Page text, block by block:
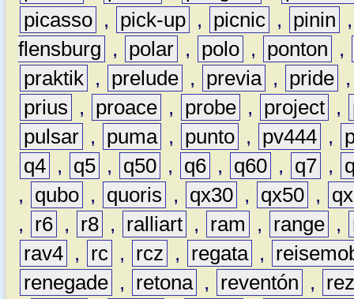
picasso , pick-up , picnic , pinin
flensburg
, polar , polo , ponton
,
praktik , prelude , previa , pride
prius
, proace , probe , project ,
pulsar , puma , punto , pv444 ,
q4 , q5 , q50 , q6 , q60 , q7 ,
,
qubo , quoris , qx30 , qx50 ,
,
r6 , r8 , ralliart , ram , range ,
rav4 , rc , rcz , regata ,
renegade , retona , reventón ,